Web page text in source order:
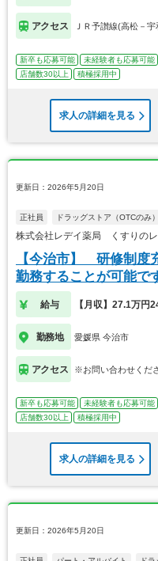
アクセス ＪＲ予讃線(高松－
新卒も応募可能 未経験者も応募可能
店舗数30以上
積極採用中
求人の詳細を見る
更新日：2026年5月20日
正社員 ドラッグストア（OTCのみ）
株式会社レデイ薬局 くすりの
【今治市】 研修制度
勤務することが可能で
給与 【月収】27.1万円
勤務地 愛媛県 今治市
アクセス ※お問い合わせくだ
新卒も応募可能 未経験者も応募可能
店舗数30以上
積極採用中
求人の詳細を見る
更新日：2026年5月20日